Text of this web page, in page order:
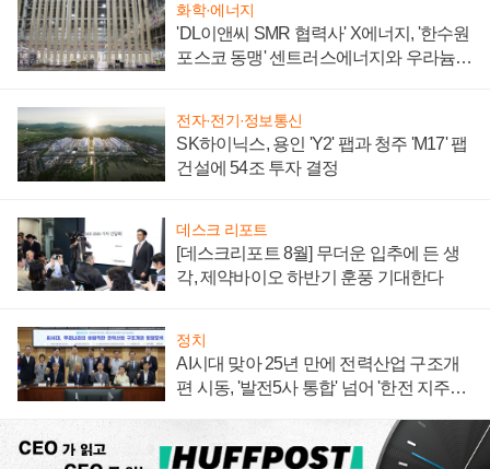
화학·에너지
'DL이앤씨 SMR 협력사' X에너지, '한수원
포스코 동맹' 센트러스에너지와 우라늄
전자·전기·정보통신
SK하이닉스, 용인 'Y2' 팹과 청주 'M17' 팹
건설에 54조 투자 결정
데스크 리포트
[데스크리포트 8월] 무더운 입추에 든 생
각, 제약바이오 하반기 훈풍 기대한다
정치
AI시대 맞아 25년 만에 전력산업 구조개
편 시동, '발전5사 통합' 넘어 '한전 지주사'